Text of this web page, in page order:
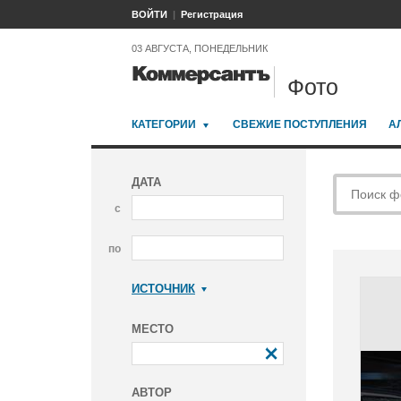
ВОЙТИ Регистрация
03 АВГУСТА, ПОНЕДЕЛЬНИК
Фото
КАТЕГОРИИ СВЕЖИЕ ПОСТУПЛЕНИЯ
ДАТА
с
по
ИСТОЧНИК
МЕСТО
АВТОР